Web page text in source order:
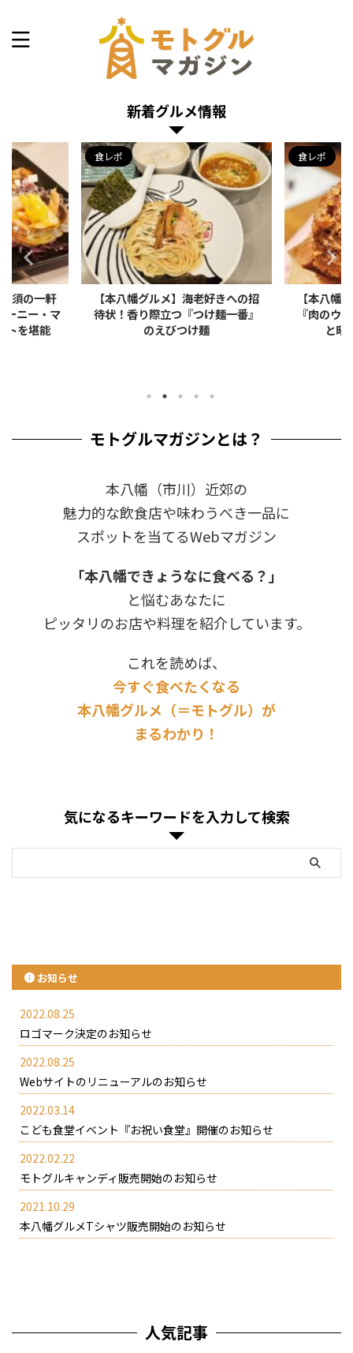
新着グルメ情報
好きへの招
け麺一番』
麺
食レポ
【本八幡グルメ】肉汁注意！新店
『肉のウヱキ』の名物メンチカツ
と昭和レトロな酒場飯
食レポ
【本八
が750円
見た
モトグルマガジンとは？
本八幡（市川）近郊の
魅力的な飲食店や味わうべき一品に
スポットを当てるWebマガジン
「本八幡できょうなに食べる？」
と悩むあなたに
ピッタリのお店や料理を紹介しています。
これを読めば、
今すぐ食べたくなる
本八幡グルメ（＝モトグル）が
まるわかり！
気になるキーワードを入力して検索
お知らせ
2022.08.25
ロゴマーク決定のお知らせ
2022.08.25
Webサイトのリニューアルのお知らせ
2022.03.14
こども食堂イベント『お祝い食堂』開催のお知らせ
2022.02.22
モトグルキャンディ販売開始のお知らせ
2021.10.29
本八幡グルメTシャツ販売開始のお知らせ
人気記事